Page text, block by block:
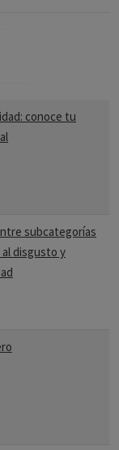
conoce tu
subcategorías
disgusto y